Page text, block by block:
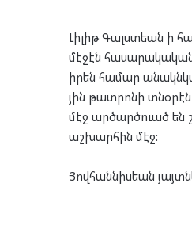
Լի­լիթ Գալստ­եան ի
մէ­ջէն
իրեն հա­մար
յին թատ­րո­նի
մէջ ար­ծարծ­ուած են
աշ­խար­հին մէջ:
Յով­հան­նիս­եան